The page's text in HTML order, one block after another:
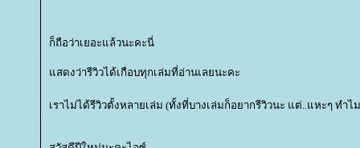
ก็ถือว่าเยอะแล้วนะคะนี่
สดงว่ารีวิวได้เกือบทุกเล่มที่อ่านเลยนะคะ
เราไม่ได้รีวิวตั้งหลายเล่ม (ทั้งที่บางเล่มก็อยากรีวิวนะ แต่..แหะๆ ทำ